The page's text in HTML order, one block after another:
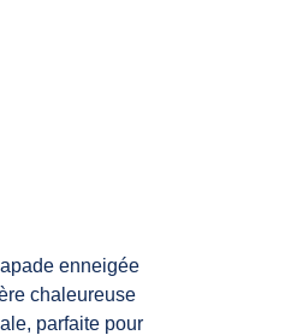
enneigée
chaleureuse
parfaite pour